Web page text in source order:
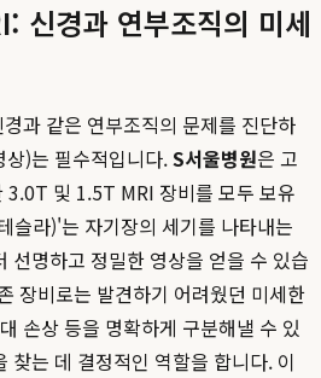
경과 연부조직의 미세
과 같은 연부조직의 문제를 진단하
)는 필수적입니다.S서울병원은 고
3.0T 및 1.5T MRI 장비를 모두 보유
슬라)'는 자기장의 세기를 나타내는
선명하고 정밀한 영상을 얻을 수 있습
장비로는 발견하기 어려웠던 미세한
손상 등을 명확하게 구분해낼 수 있
찾는 데 결정적인 역할을 합니다. 이